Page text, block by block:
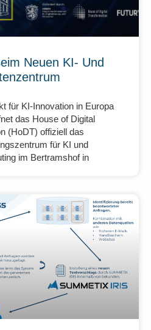
Neuen KI- Und
für KI-Innovation in Europa
das House of Digital
(HoDT) offiziell das
für KI und
im Bertramshof in